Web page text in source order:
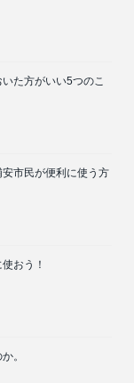
た方がいい5つのこ
市民が便利に使う方
おう！
。